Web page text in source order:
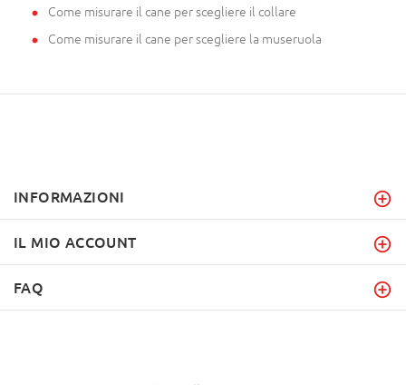
Come misurare il cane per scegliere il collare
Come misurare il cane per scegliere la museruola
INFORMAZIONI
IL MIO ACCOUNT
FAQ